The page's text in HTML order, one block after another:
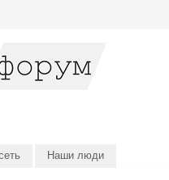
Наши люди